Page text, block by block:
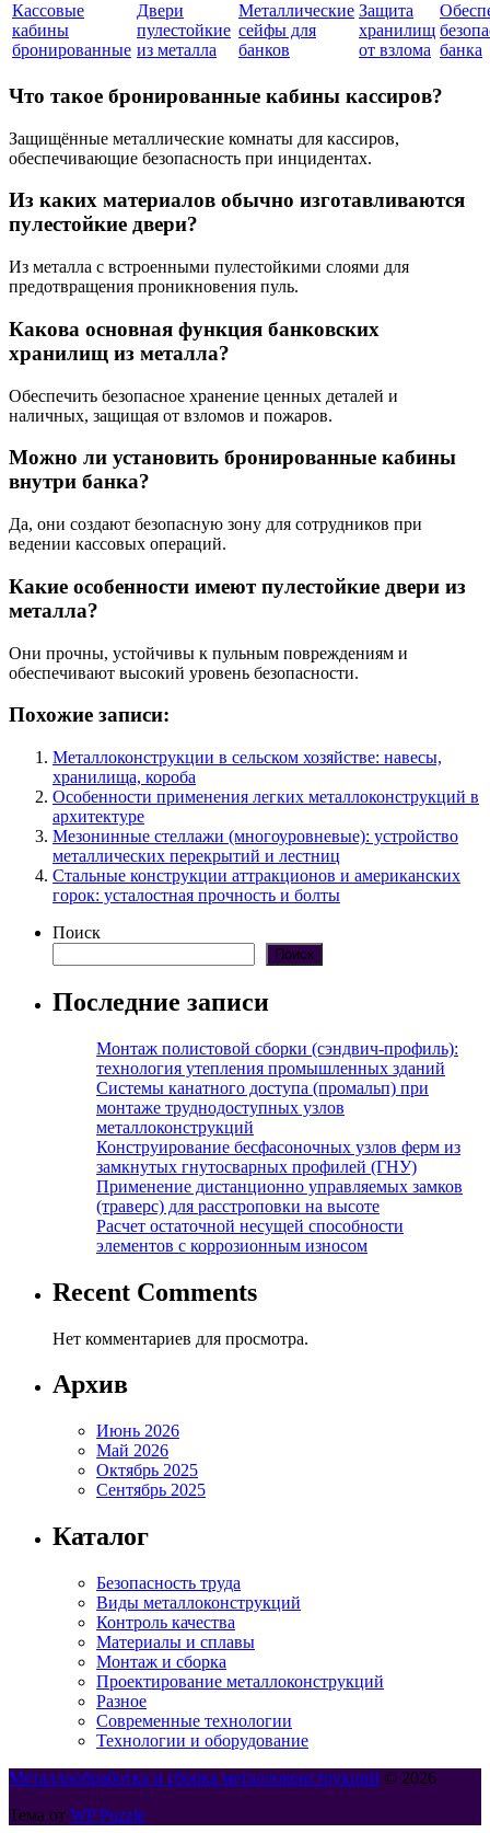
Кассовые
кабины
бронированные
Двери
пулестойкие
из металла
Металлические
сейфы для
банков
Защита
хранилищ
от взлома банка
Что такое бронированные кабины кассиров?
Защищённые металлические комнаты для кассиров,
обеспечивающие безопасность при инцидентах.
Из каких материалов обычно изготавливаются
пулестойкие двери?
Из металла с встроенными пулестойкими слоями для
предотвращения проникновения пуль.
Какова основная функция банковских
хранилищ из металла?
Обеспечить безопасное хранение ценных деталей и
наличных, защищая от взломов и пожаров.
Можно ли установить бронированные кабины
внутри банка?
Да, они создают безопасную зону для сотрудников при
ведении кассовых операций.
Какие особенности имеют пулестойкие двери из
металла?
Они прочны, устойчивы к пульным повреждениям и
обеспечивают высокий уровень безопасности.
Похожие записи:
Металлоконструкции в сельском хозяйстве: навесы,
хранилища, короба
Особенности применения легких металлоконструкций в
архитектуре
Мезонинные стеллажи (многоуровневые): устройство
металлических перекрытий и лестниц
Стальные конструкции аттракционов и американских
горок: усталостная прочность и болты
Поиск
Поиск
Последние записи
Монтаж полистовой сборки (сэндвич-профиль):
технология утепления промышленных зданий
Системы канатного доступа (промальп) при
монтаже труднодоступных узлов
металлоконструкций
Конструирование бесфасоночных узлов ферм из
замкнутых гнутосварных профилей (ГНУ)
Применение дистанционно управляемых замков
(траверс) для расстроповки на высоте
Расчет остаточной несущей способности
элементов с коррозионным износом
Recent Comments
Нет комментариев для просмотра.
Архив
Июнь 2026
Май 2026
Октябрь 2025
Сентябрь 2025
Каталог
Безопасность труда
Виды металлоконструкций
Контроль качества
Материалы и сплавы
Монтаж и сборка
Проектирование металлоконструкций
Разное
Современные технологии
Технологии и оборудование
Металлообработка и сборка металлоконструкций © 2026
Тема от WP Puzzle